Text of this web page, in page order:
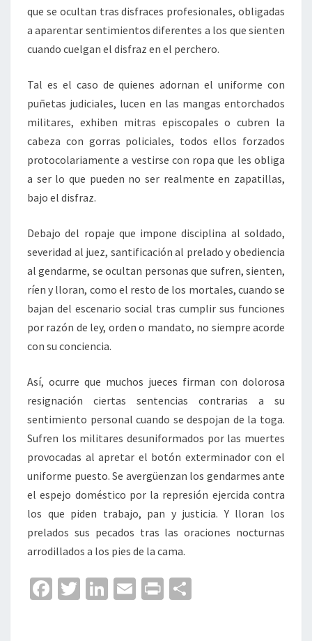
que se ocultan tras disfraces profesionales, obligadas
a aparentar sentimientos diferentes a los que sienten
cuando cuelgan el disfraz en el perchero.
Tal es el caso de quienes adornan el uniforme con
puñetas judiciales, lucen en las mangas entorchados
militares, exhiben mitras episcopales o cubren la
cabeza con gorras policiales, todos ellos forzados
protocolariamente a vestirse con ropa que les obliga
a ser lo que pueden no ser realmente en zapatillas,
bajo el disfraz.
Debajo del ropaje que impone disciplina al soldado,
severidad al juez, santificación al prelado y obediencia
al gendarme, se ocultan personas que sufren, sienten,
ríen y lloran, como el resto de los mortales, cuando se
bajan del escenario social tras cumplir sus funciones
por razón de ley, orden o mandato, no siempre acorde
con su conciencia.
Así, ocurre que muchos jueces firman con dolorosa
resignación ciertas sentencias contrarias a su
sentimiento personal cuando se despojan de la toga.
Sufren los militares desuniformados por las muertes
provocadas al apretar el botón exterminador con el
uniforme puesto. Se avergüenzan los gendarmes ante
el espejo doméstico por la represión ejercida contra
los que piden trabajo, pan y justicia. Y lloran los
prelados sus pecados tras las oraciones nocturnas
arrodillados a los pies de la cama.
Fa T
Li
E
Pr